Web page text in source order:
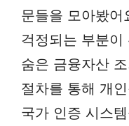
문들을 모아봤
걱정되는 부분이
숨은 금융자산
절차를 통해 개
국가 인증 시스